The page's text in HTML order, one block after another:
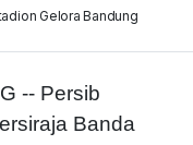
Gelora Bandung
-- Persib
Banda